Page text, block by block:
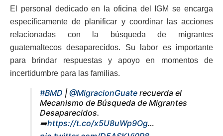
El personal dedicado en la oficina del IGM se encarga
específicamente de planificar y coordinar las acciones
relacionadas con la búsqueda de migrantes
guatemaltecos desaparecidos. Su labor es importante
para brindar respuestas y apoyo en momentos de
incertidumbre para las familias.
#BMD | @MigracionGuate recuerda el
Mecanismo de Búsqueda de Migrantes
Desaparecidos.
➡️https://t.co/x5U8uWp9Og…